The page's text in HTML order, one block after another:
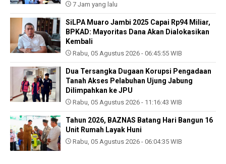
7 Jam yang lalu
SiLPA Muaro Jambi 2025 Capai Rp94 Miliar,
BPKAD: Mayoritas Dana Akan Dialokasikan
Kembali
Rabu, 05 Agustus 2026 - 06:45:55 WIB
Dua Tersangka Dugaan Korupsi Pengadaan
Tanah Akses Pelabuhan Ujung Jabung
Dilimpahkan ke JPU
Rabu, 05 Agustus 2026 - 11:16:43 WIB
Tahun 2026, BAZNAS Batang Hari Bangun 16
Unit Rumah Layak Huni
Rabu, 05 Agustus 2026 - 06:04:35 WIB